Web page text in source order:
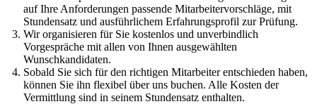
auf Ihre Anforderungen passende Mitarbeitervorschläge, mit
Stundensatz und ausführlichem Erfahrungsprofil zur Prüfung.
Wir organisieren für Sie kostenlos und unverbindlich
Vorgespräche mit allen von Ihnen ausgewählten
Wunschkandidaten.
Sobald Sie sich für den richtigen Mitarbeiter entschieden haben,
können Sie ihn flexibel über uns buchen. Alle Kosten der
Vermittlung sind in seinem Stundensatz enthalten.